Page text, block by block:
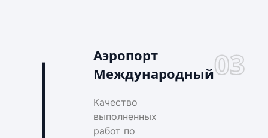
Аэропорт
Международный03
Качество
выполненных
работ по